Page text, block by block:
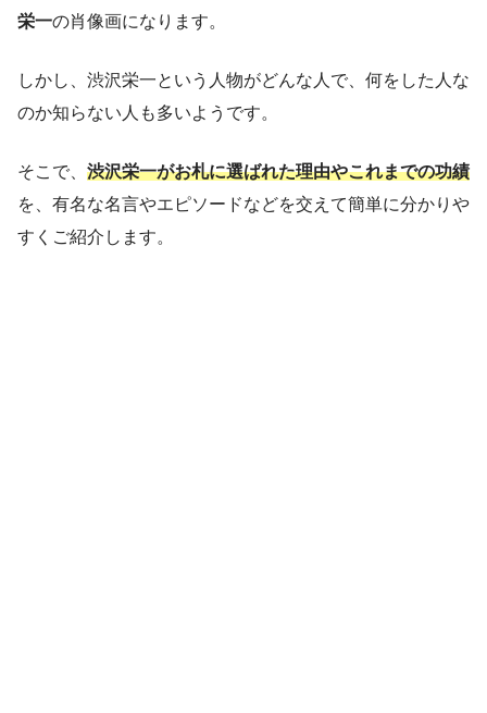
栄一の肖像画になります。
しかし、渋沢栄一という人物がどんな人で、何をした人な
のか知らない人も多いようです。
そこで、 渋沢栄一がお札に選ばれた理由やこれまでの功績
を、有名な名言やエピソードなどを交えて簡単に分かりや
すくご紹介します。